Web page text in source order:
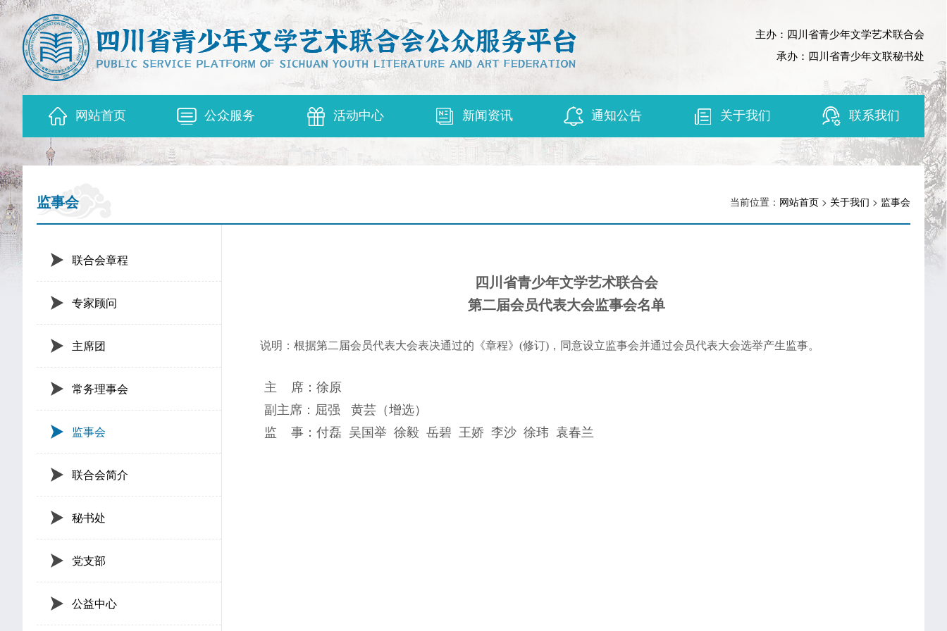
主办：四川省青少年文学艺术联合会
承办：四川省青少年文联秘书处
网站首页 公众服务 活动中心 新闻资讯 通知公告 关于我们 联系我们
监事会 当前位置： 网站首页 > 关于我们 > 监事会
联合会章程
专家顾问
主席团
常务理事会
监事会
联合会简介
秘书处
党支部
公益中心
四川省青少年文学艺术联合会
第二届会员代表大会监事会名单
说明：根据第二届会员代表大会表决通过的《章程》(修订)， 同意设立监事会并通过会员代表大会选举产生监事。
主 席：徐原
副主席：屈强 黄芸（增选）
监 事：付磊 吴国举 徐毅 岳碧 王娇 李沙 徐玮 袁春兰